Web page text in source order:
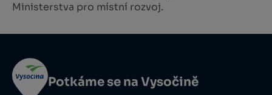
Ministerstva pro místní rozvoj.
Potkáme se na Vysočině